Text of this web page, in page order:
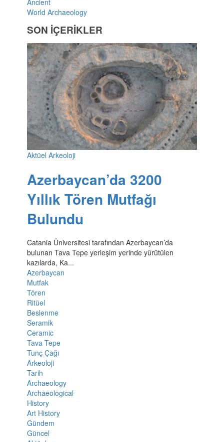
Ancient
World Archaeology
SON İÇERİKLER
Aktüel Arkeoloji
Azerbaycan’da 3200
Yıllık Tören Mutfağı
Bulundu
Catania Üniversitesi tarafından Azerbaycan’da
bulunan Tava Tepe yerleşim yerinde yürütülen
kazılarda, Ka...
Azerbaycan
Mutfak
Tören
Ritüel
Beslenme
Seramik
Ceramic
Tava Tepe
Tunç Çağı
Arkeoloji
Tarih
Archaeology
Archaeological
History
Art History
Gündem
Güncel